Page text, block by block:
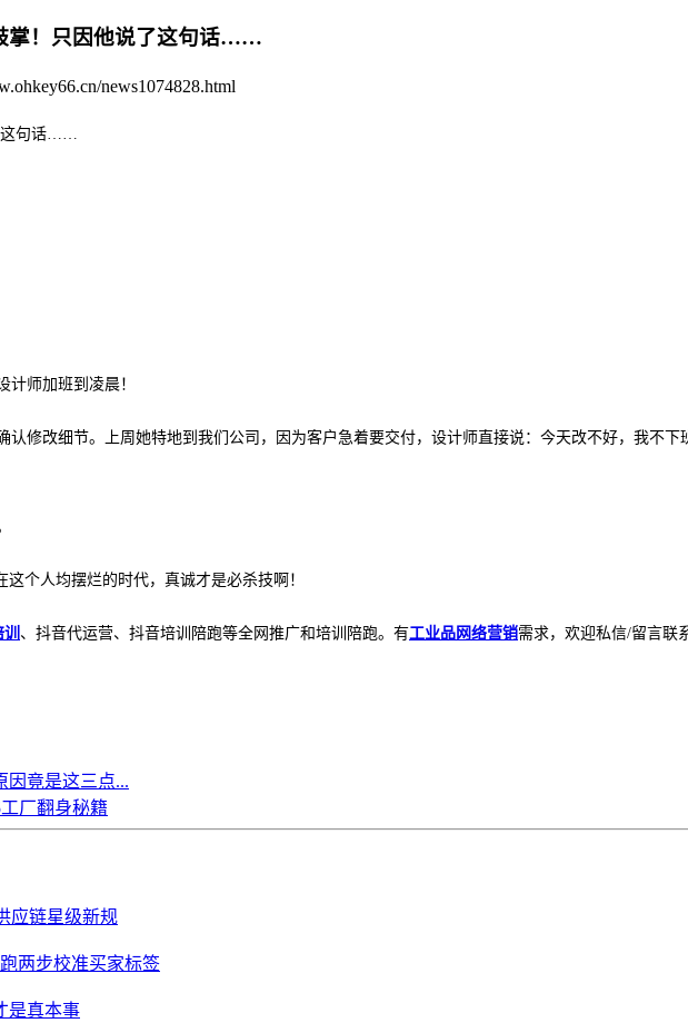
掌！只因他说了这句话……
news1074828.html
句话
计师加班到凌晨！
修改细节。上周她特地到我们公司，因为客户急着要交付，设计师直接说：今天改不好，我不下
这个人均摆烂的时代，真诚才是必杀技啊！
、抖音代运营、抖音培训陪跑等全网推广和培训陪跑。有工业品网络营销需求，欢迎私信/留言联
因竟是这三点...
厂翻身秘籍
应链星级新规
两步校准买家标签
是真本事